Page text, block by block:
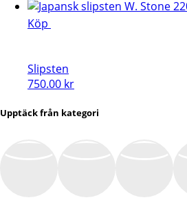
Köp
Slipsten
750.00 kr
Upptäck från kategori